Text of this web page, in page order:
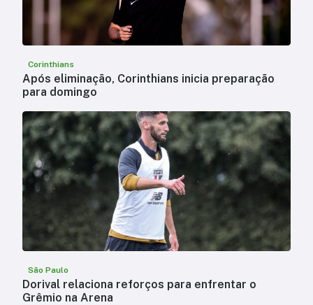
Corinthians
Após eliminação, Corinthians inicia preparação
para domingo
São Paulo
Dorival relaciona reforços para enfrentar o
Grêmio na Arena